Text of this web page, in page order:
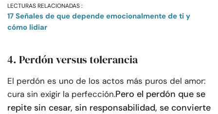
LECTURAS RELACIONADAS :
17 Señales de que depende emocionalmente de ti y
cómo lidiar
4. Perdón versus tolerancia
El perdón es uno de los actos más puros del amor:
cura sin exigir la perfección.Pero el perdón que se
repite sin cesar, sin responsabilidad, se convierte